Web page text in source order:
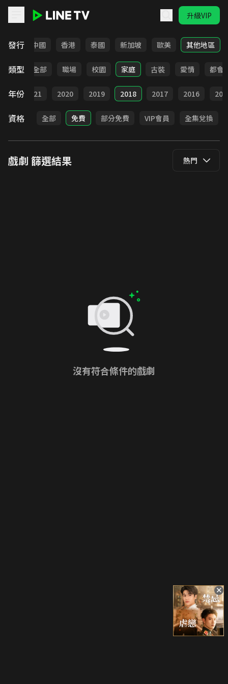
升級VIP
發行
韓國 中國 香港 泰國 新加坡 歐美 其他地區
類型 全部 職場 校園 家庭 古裝 愛情 都會
年份 2021 2020 2019 2018 2017 2016
資格 全部 免費 部分免費 VIP會員 全集兌換
戲劇 篩選結果 熱門
沒有符合條件的戲劇